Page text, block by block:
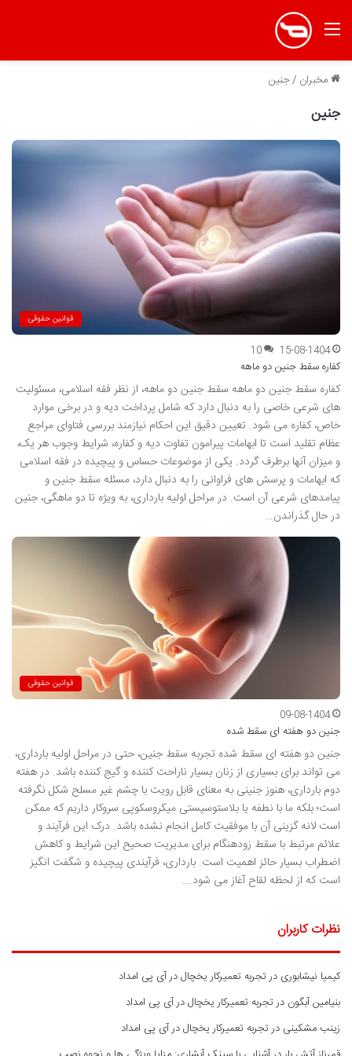
منو
مخبران /جنین
جنین
قوانین حقوقی
15-08-1404
10
کفاره سقط جنین دو ماهه
کفاره سقط جنین دو ماهه سقط جنین دو ماهه، از نظر فقه اسلامی، مسئولیت
های شرعی خاصی را به دنبال دارد که شامل پرداخت دیه و در برخی موارد
خاص، کفاره می شود. تعیین دقیق این احکام نیازمند بررسی فتاوای مراجع
عظام تقلید است تا ابهامات پیرامون تفاوت دیه و کفاره، شرایط وجوب هر یک،
و میزان آنها برطرف گردد. یکی از موضوعات حساس و پیچیده در فقه اسلامی
که ابهامات و پرسش های فراوانی را به دنبال دارد، مسئله سقط جنین و
پیامدهای شرعی آن است. در مراحل اولیه بارداری، به ویژه تا دو ماهگی، جنین
در حال گذراندن…
قوانین حقوقی
09-08-1404
جنین دو هفته ای سقط شده
جنین دو هفته ای سقط شده تجربه سقط جنین، حتی در مراحل اولیه بارداری،
می تواند برای بسیاری از زنان بسیار ناراحت کننده و گیج کننده باشد. در هفته
دوم بارداری، هنوز جنینی به معنای قابل رویت با چشم غیر مسلح شکل نگرفته
است؛ بلکه ما با نطفه یا بلاستوسیستی میکروسکوپی سروکار داریم که ممکن
است لانه گزینی آن با موفقیت کامل انجام نشده باشد. درک این فرآیند و
علائم مرتبط با سقط زودهنگام برای مدیریت صحیح این شرایط و کاهش
اضطراب بسیار حائز اهمیت است. بارداری، فرآیندی پیچیده و شگفت انگیز
است که از لحظه لقاح آغاز می شود.…
نظرات کاربران
کیمیا نیشابوری درتجربه تعمیرکار یخچال در آی پی امداد
بنیامین آبگون درتجربه تعمیرکار یخچال در آی پی امداد
زینب مشکینی درتجربه تعمیرکار یخچال در آی پی امداد